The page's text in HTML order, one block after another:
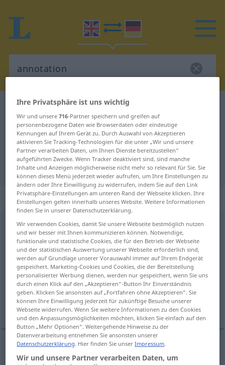
Englisch-Deutsch Wörterbuch
Englisch-Deutsch Übersetzung für
"annotation"
"annotation" Deutsch Übersetzung
„annotation“: noun
annotations
Übersicht aller Übersetzungen
(Für mehr Details die Übersetzung anklicken/antippen)
Anmerken, Kommentieren
Anmerkung, Glosse
Anmerken n annotationcommenting
Ihre Privatsphäre ist uns wichtig
Wir und unsere716-Partner speichern und greifen auf
personenbezogene Daten wie Browserdaten oder eindeutige
Kennungen auf Ihrem Gerät zu. Durch Auswahl von Akzeptieren
aktivieren Sie Tracking-Technologien für die unter „Wir und unsere
Partner verarbeiten Daten, um Ihnen Dienste bereitzustellen“
aufgeführten Zwecke. Wenn Tracker deaktiviert sind, sind manche
Inhalte und Anzeigen möglicherweise nicht mehr so relevant für Sie. Sie
können dieses Menü jederzeit wieder aufrufen, um Ihre Einstellungen zu
ändern oder Ihre Einwilligung zu widerrufen, indem Sie auf den Link
Privatsphäre-Einstellungen am unteren Rand der Webseite klicken. Ihre
Einstellungen gelten innerhalb unseres Website. Weitere Informationen
finden Sie in unserer Datenschutzerklärung.
Wir verwenden Cookies, damit Sie unsere Webseite bestmöglich nutzen
und wir besser mit Ihnen kommunizieren können. Notwendige,
funktionale und statistische Cookies, die für den Betrieb der Webseite
und der statistischen Auswertung unserer Webseite erforderlich sind,
werden auf Grundlage unserer Vorauswahl immer auf Ihrem Endgerät
gespeichert. Marketing-Cookies und Cookies, die der Bereitstellung
personalisierter Werbung dienen, werden nur gespeichert, wenn Sie uns
durch einen Klick auf den „Akzeptieren“-Button Ihr Einverständnis
geben. Klicken Sie ansonsten auf „Fortfahren ohne Akzeptieren“. Sie
können Ihre Einwilligung jederzeit für zukünftige Besuche unserer
Webseite widerrufen. Wenn Sie weitere Informationen zu den Cookies
und den Anpassungsmöglichkeiten möchten, klicken Sie einfach auf den
Button „Mehr Optionen“. Weitergehende Hinweise zu der
Datenverarbeitung entnehmen Sie ansonsten unserer
Datenschutzerklärung. Hier finden Sie unserImpressum.
Wir und unsere Partner verarbeiten Daten, um